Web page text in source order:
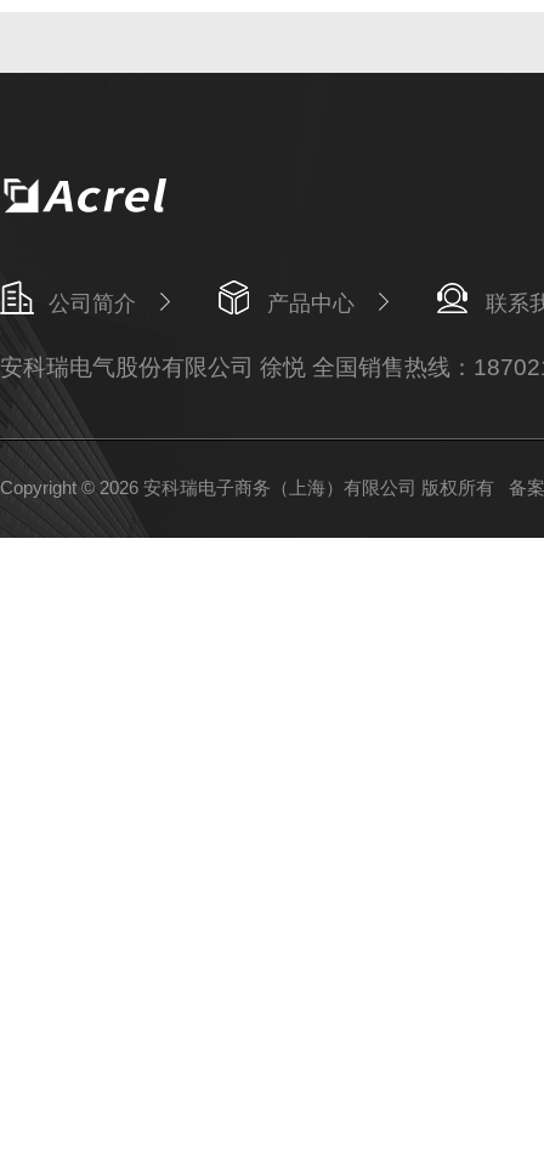
公司简介 产品中心 联系
安科瑞电气股份有限公司 徐悦 全国销售热线：
Copyright © 2026 安科瑞电子商务（上海）有限公司 版权所有 备